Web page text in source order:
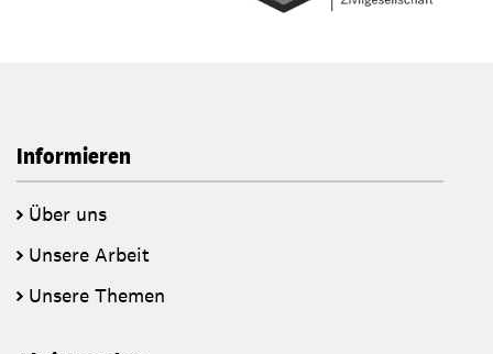
Informieren
Über uns
Unsere Arbeit
Unsere Themen